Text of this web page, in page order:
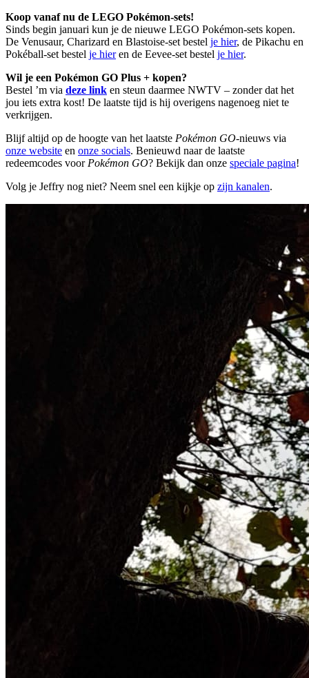
Koop vanaf nu de LEGO Pokémon-sets!
Sinds begin januari kun je de nieuwe LEGO Pokémon-sets kopen.
De Venusaur, Charizard en Blastoise-set bestel je hier, de Pikachu en
Pokéball-set bestel je hieren de Eevee-set bestel je hier.
Wil je een Pokémon GO Plus + kopen?
Bestel ’m via deze link en steun daarmee NWTV – zonder dat het
jou iets extra kost! De laatste tijd is hij overigens nagenoeg niet te
verkrijgen.
Blijf altijd op de hoogte van het laatste Pokémon GO-nieuws via
onze website en onze socials. Benieuwd naar de laatste
redeemcodes voor Pokémon GO? Bekijk dan onze speciale pagina!
Volg je Jeffry nog niet? Neem snel een kijkje op zijn kanalen.